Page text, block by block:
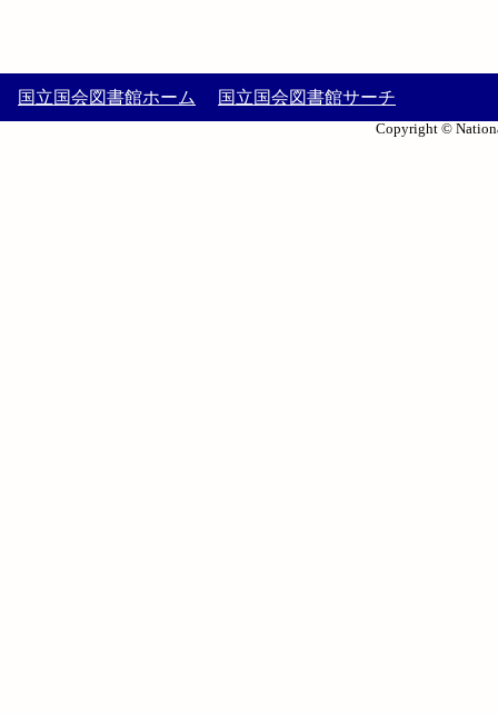
国立国会図書館ホーム 国立国会図書館サーチ
Copyright ©